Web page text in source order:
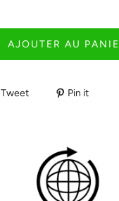
AJOUTER AU
Tweet Pin it